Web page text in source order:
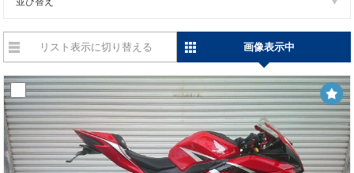
リスト表示に切り替える 画像表示中